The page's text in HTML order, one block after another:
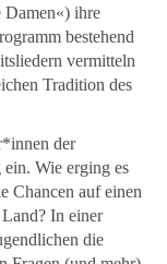
Damen«) ihre
bestehend
vermitteln
Tradition des
der
ein. Wie erging es
Chancen auf einen
In einer
die